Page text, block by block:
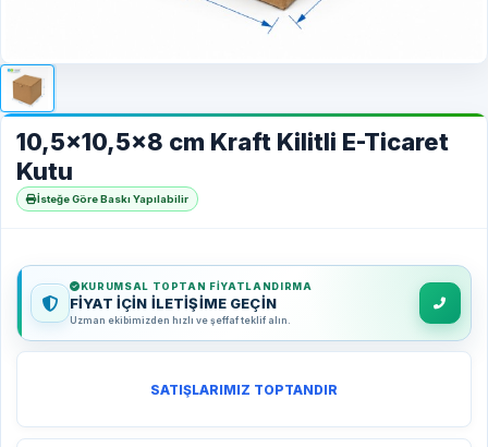
10,5x10,5x8 cm Kraft Kilitli E-Ticaret
Kutu
İsteğe Göre Baskı Yapılabilir
KURUMSAL TOPTAN FIYATLANDIRMA
FİYAT İÇİN İLETİŞİME GEÇİN
Uzman ekibimizden hızlı ve şeffaf teklif alın.
SATIŞLARIMIZ TOPTANDIR